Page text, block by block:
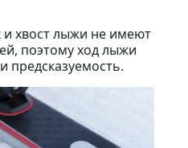
хвост лыжи не имеют
поэтому ход лыжи
предсказуемость.